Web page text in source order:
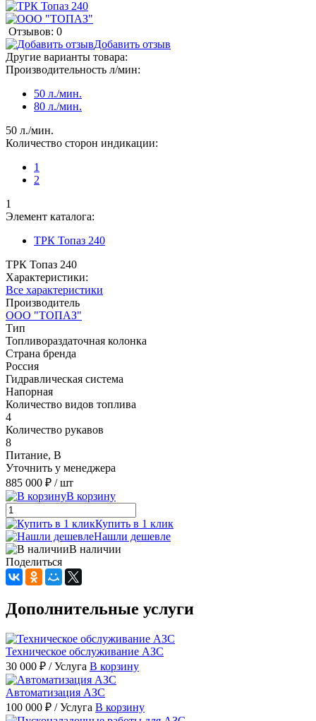
Отзывов: 0
Добавить отзыв
Другие варианты товара:
Производительность л/мин:
50 л./мин.
80 л./мин.
50 л./мин.
Количество сторон индикации:
1
2
1
Элемент каталога:
ТРК Топаз 240
ТРК Топаз 240
Характеристики:
Все характеристики
Производитель
ООО "ТОПАЗ"
Тип
Топливораздаточная колонка
Страна бренда
Россия
Гидравлическая система
Напорная
Количество видов топлива
4
Количество рукавов
8
Питание, В
Уточнить у менеджера
885 000 ₽ / шт
В корзину
Купить в 1 клик
Нашли дешевле
В наличии
Поделиться
Дополнительные услуги
Техническое обслуживание АЗС
30 000 ₽ / Услуга В корзину
Автоматизация АЗС
100 000 ₽ / Услуга В корзину